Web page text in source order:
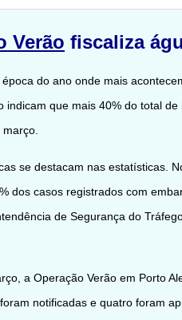
Verão fiscaliza
do ano onde mais
indicam que mais 40% do total
se destacam nas estatísticas.
dos casos registrados com
de Segurança do
a Operação Verão em Porto
notificadas e quatro foram